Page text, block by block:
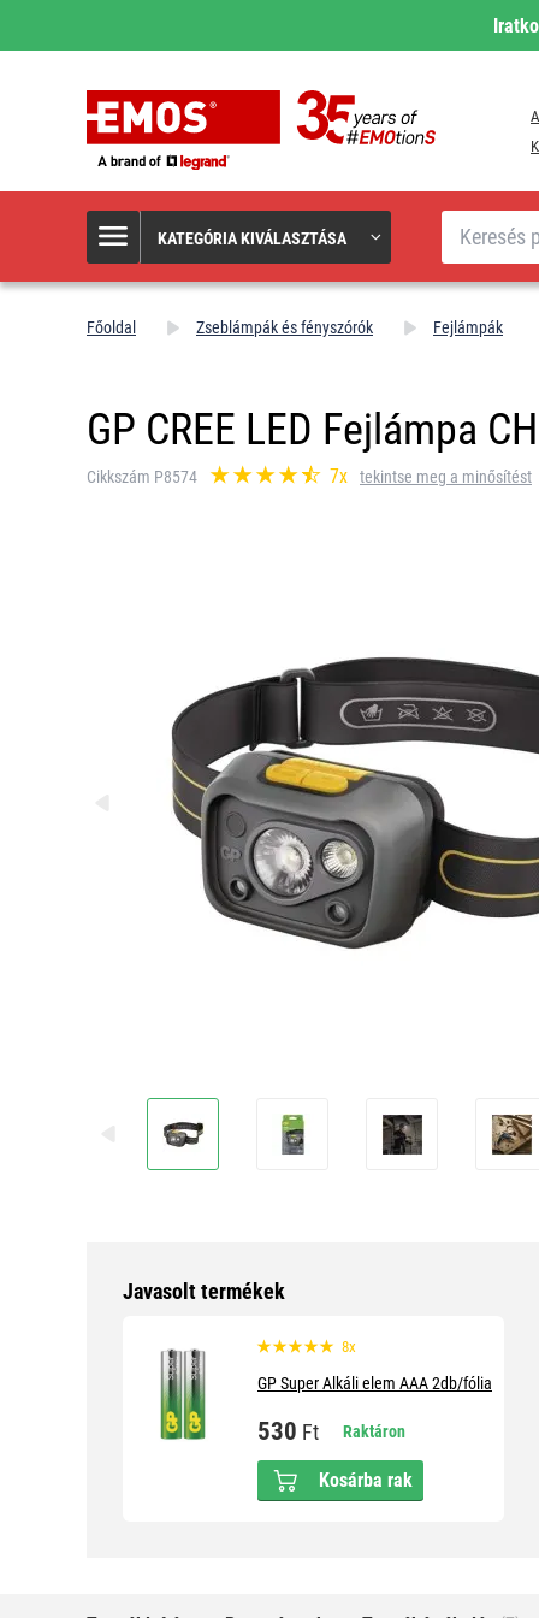
KATEGÓRIA KIVÁLASZTÁSA
Keresés
Főoldal Zseblámpák és fényszórók Fejlámpák
GP CREE LED Fejlámpa
Cikkszám P8574 7x tekintse meg a minősítést
Javasolt termékek
8x
GP Super Alkáli elem AAA 2db/fólia
530 Ft Raktáron
Kosárba rak